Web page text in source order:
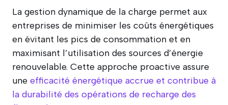
La gestion dynamique de la charge permet aux
entreprises de minimiser les coûts énergétiques
en évitant les pics de consommation et en
maximisant l’utilisation des sources d’énergie
renouvelable. Cette approche proactive assure
une efficacité énergétique accrue et contribue à
la durabilité des opérations de recharge des